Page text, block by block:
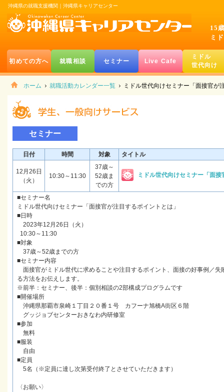
沖縄県の就職支援機関｜沖縄県キャリアセンター
15
ミ
初めての方へ 就職相談 セミナー Live Cafe
ミドル
世代向け
ホーム 就職活動カレンダー一覧 ミドル世代向けセミナー「面接官が
セミナー
日付 時間 対象 タイトル
12月26日
（火）
10:30～11:30
37歳～
52歳ま
での方
ミドル世代向けセミナー「面
■セミナー名
ミドル世代向けセミナー「面接官が注目するポイントとは」
■日時
2023年12月26日（火）
10:30～11:30
■対象
37歳～52歳までの方
■セミナー内容
面接官がミドル世代に求めることや注目するポイント、面接の好事例／
る方法をお伝えします。
※前半：セミナー、後半：個別相談の2部構成プログラムです
■開催場所
沖縄県那覇市泉崎１丁目２０番１号 カフーナ旭橋A街区６階
グッジョブセンターおきなわ内研修室
■参加
無料
■服装
自由
■定員
5名（※定員に達し次第受付終了とさせていただきます）
〈お願い〉